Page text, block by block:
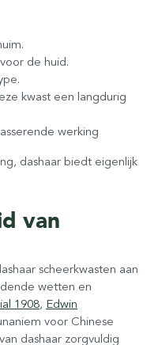
de huid.
kwast een langdurig
werking
dashaar biedt eigenlijk
van
scheerkwasten aan
wetten en
1908, Edwin
voor Chinese
dashaar zorgvuldig